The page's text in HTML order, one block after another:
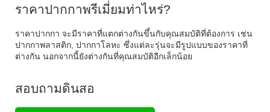
ราคาปากกาพรีเมี่ยมท่าไหร่?
ราคาปากกา จะมีราคาที่แตกต่างกันขึ้นกับคุณสมบัติที่ต้องการ เช่น
ปากกาพลาสติก, ปากกาโลหะ ซึ่งแต่ละรุ่นจะมีรูปแบบของราคาที่
ต่างกัน นอกจากนี้ยังต่างกันที่คุณสมบัติอีกเล็กน้อย
สอบถามดินสอ